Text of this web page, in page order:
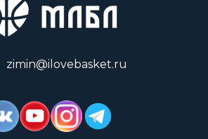
zimin@ilovebasket.ru